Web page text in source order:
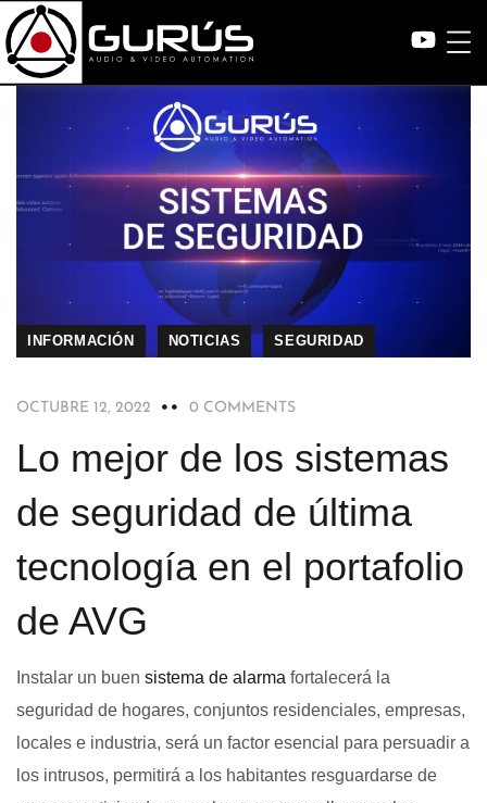
INFORMACIÓN NOTICIAS SEGURIDAD
OCTUBRE 12, 2022 0 COMMENTS
Lo mejor de los sistemas
de seguridad de última
tecnología en el portafolio
de AVG
Instalar un buen sistema de alarma fortalecerá la
seguridad de hogares, conjuntos residenciales, empresas,
locales e industria, será un factor esencial para persuadir a
los intrusos, permitirá a los habitantes resguardarse de